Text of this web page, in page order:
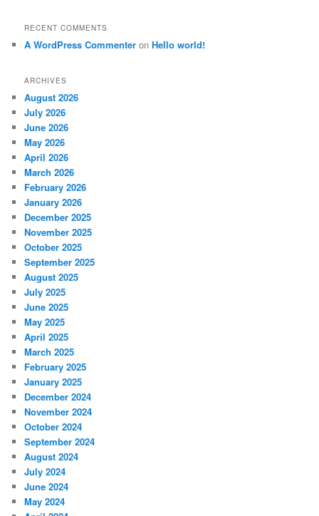
RECENT COMMENTS
A WordPress Commenter onHello world!
ARCHIVES
August 2026
July 2026
June 2026
May 2026
April 2026
March 2026
February 2026
January 2026
December 2025
November 2025
October 2025
September 2025
August 2025
July 2025
June 2025
May 2025
April 2025
March 2025
February 2025
January 2025
December 2024
November 2024
October 2024
September 2024
August 2024
July 2024
June 2024
May 2024